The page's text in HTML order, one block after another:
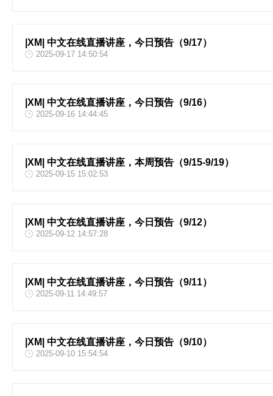
|XM| 中文在线直播讲座，今日预告（9/17）
2025-09-17 14:50:54
|XM| 中文在线直播讲座，今日预告（9/16）
2025-09-16 14:44:45
|XM| 中文在线直播讲座，本周预告（9/15-9/19）
2025-09-15 15:02:53
|XM| 中文在线直播讲座，今日预告（9/12）
2025-09-12 14:57:28
|XM| 中文在线直播讲座，今日预告（9/11）
2025-09-11 14:49:57
|XM| 中文在线直播讲座，今日预告（9/10）
2025-09-10 15:54:54